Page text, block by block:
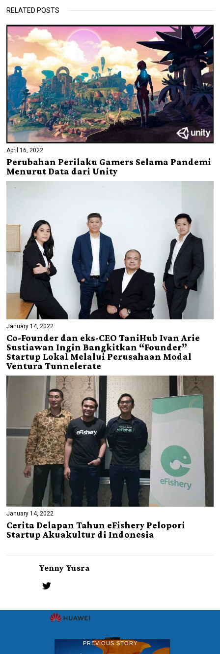
RELATED POSTS
April 16, 2022
Perubahan Perilaku Gamers Selama Pandemi
Menurut Data dari Unity
January 14, 2022
Co-Founder dan eks-CEO TaniHub Ivan Arie
Sustiawan Ingin Bangkitkan “Founder”
Startup Lokal Melalui Perusahaan Modal
Ventura Tunnelerate
January 14, 2022
Cerita Delapan Tahun eFishery Pelopori
Startup Akuakultur di Indonesia
Yenny Yusra
PREVIOUS STORY